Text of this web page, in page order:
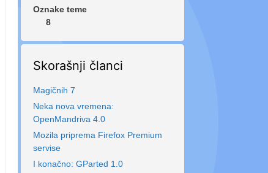
Oznake teme
8
Skorašnji članci
Magičnih 7
Neka nova vremena:
OpenMandriva 4.0
Mozila priprema Firefox Premium
servise
I konačno: GParted 1.0